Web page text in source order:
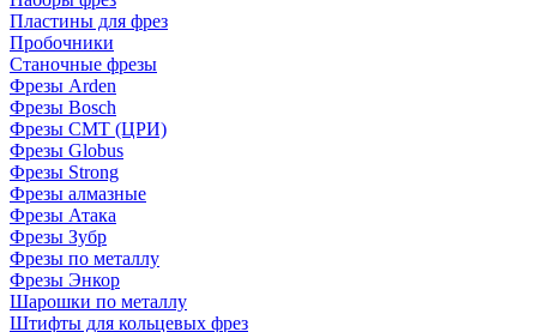
Пластины для фрез
Пробочники
Станочные фрезы
Фрезы Arden
Фрезы Bosch
Фрезы CMT (ЦРИ)
Фрезы Globus
Фрезы Strong
Фрезы алмазные
Фрезы Атака
Фрезы Зубр
Фрезы по металлу
Фрезы Энкор
Шарошки по металлу
Штифты для кольцевых фрез